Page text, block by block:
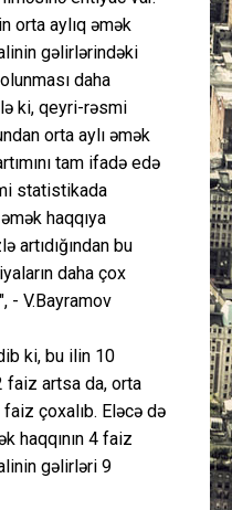
orta aylıq əmək
gəlirlərindəki
daha
ki, qeyri-rəsmi
orta aylı əmək
tam ifadə edə
statistikada
haqqıya
artıdığından bu
daha çox
- V.Bayramov
ki, bu ilin 10
faiz artsa da, orta
faiz çoxalıb. Eləcə də
haqqının 4 faiz
gəlirləri 9